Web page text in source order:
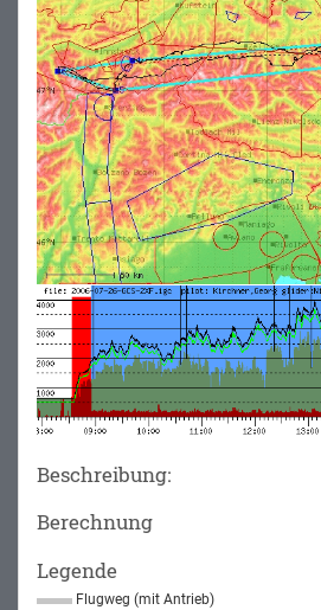
Beschreibung:
Berechnung
Legende
Flugweg (mit Antrieb)